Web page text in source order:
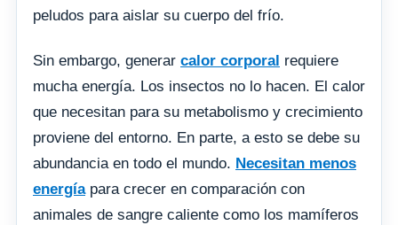
peludos para aislar su cuerpo del frío.
Sin embargo, generar calor corporal requiere
mucha energía. Los insectos no lo hacen. El calor
que necesitan para su metabolismo y crecimiento
proviene del entorno. En parte, a esto se debe su
abundancia en todo el mundo. Necesitan menos
energíapara crecer en comparación con
animales de sangre caliente como los mamíferos